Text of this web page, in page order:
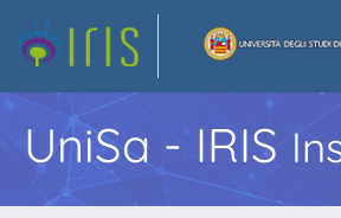
UniSa - IRIS